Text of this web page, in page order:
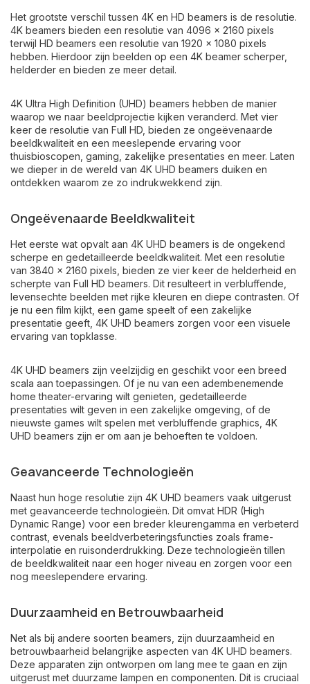
Het grootste verschil tussen 4K en HD beamers is de resolutie.
4K beamers bieden een resolutie van 4096 x 2160 pixels
terwijl HD beamers een resolutie van 1920 x 1080 pixels
hebben. Hierdoor zijn beelden op een 4K beamer scherper,
helderder en bieden ze meer detail.
4K Ultra High Definition (UHD) beamers hebben de manier
waarop we naar beeldprojectie kijken veranderd. Met vier
keer de resolutie van Full HD, bieden ze ongeëvenaarde
beeldkwaliteit en een meeslepende ervaring voor
thuisbioscopen, gaming, zakelijke presentaties en meer. Laten
we dieper in de wereld van 4K UHD beamers duiken en
ontdekken waarom ze zo indrukwekkend zijn.
Ongeëvenaarde Beeldkwaliteit
Het eerste wat opvalt aan 4K UHD beamers is de ongekend
scherpe en gedetailleerde beeldkwaliteit. Met een resolutie
van 3840 x 2160 pixels, bieden ze vier keer de helderheid en
scherpte van Full HD beamers. Dit resulteert in verbluffende,
levensechte beelden met rijke kleuren en diepe contrasten. Of
je nu een film kijkt, een game speelt of een zakelijke
presentatie geeft, 4K UHD beamers zorgen voor een visuele
ervaring van topklasse.
4K UHD beamers zijn veelzijdig en geschikt voor een breed
scala aan toepassingen. Of je nu van een adembenemende
home theater-ervaring wilt genieten, gedetailleerde
presentaties wilt geven in een zakelijke omgeving, of de
nieuwste games wilt spelen met verbluffende graphics, 4K
UHD beamers zijn er om aan je behoeften te voldoen.
Geavanceerde Technologieën
Naast hun hoge resolutie zijn 4K UHD beamers vaak uitgerust
met geavanceerde technologieën. Dit omvat HDR (High
Dynamic Range) voor een breder kleurengamma en verbeterd
contrast, evenals beeldverbeteringsfuncties zoals frame-
interpolatie en ruisonderdrukking. Deze technologieën tillen
de beeldkwaliteit naar een hoger niveau en zorgen voor een
nog meeslependere ervaring.
Duurzaamheid en Betrouwbaarheid
Net als bij andere soorten beamers, zijn duurzaamheid en
betrouwbaarheid belangrijke aspecten van 4K UHD beamers.
Deze apparaten zijn ontworpen om lang mee te gaan en zijn
uitgerust met duurzame lampen en componenten. Dit is cruciaal